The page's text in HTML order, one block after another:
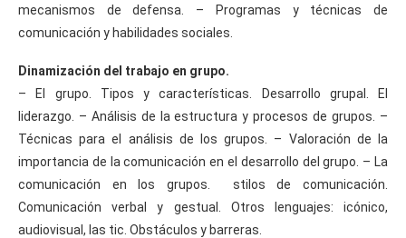
mecanismos de defensa. – Programas y técnicas de
comunicación y habilidades sociales.
Dinamización del trabajo en grupo.
– El grupo. Tipos y características. Desarrollo grupal. El
liderazgo. – Análisis de la estructura y procesos de grupos. –
Técnicas para el análisis de los grupos. – Valoración de la
importancia de la comunicación en el desarrollo del grupo. – La
comunicación en los grupos. stilos de comunicación.
Comunicación verbal y gestual. Otros lenguajes: icónico,
audiovisual, las tic. Obstáculos y barreras.